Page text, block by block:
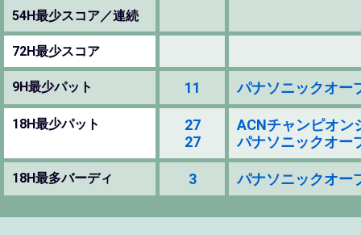
54H最少スコア／連続
72H最少スコア
9H最少パット 11 パナソニックオー
18H最少パット
27
27
ACNチャンピオン
パナソニックオー
18H最多バーディ 3 パナソニックオー